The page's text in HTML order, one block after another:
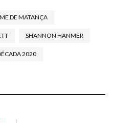
DE MATANÇA
SHANNON HANMER
2020